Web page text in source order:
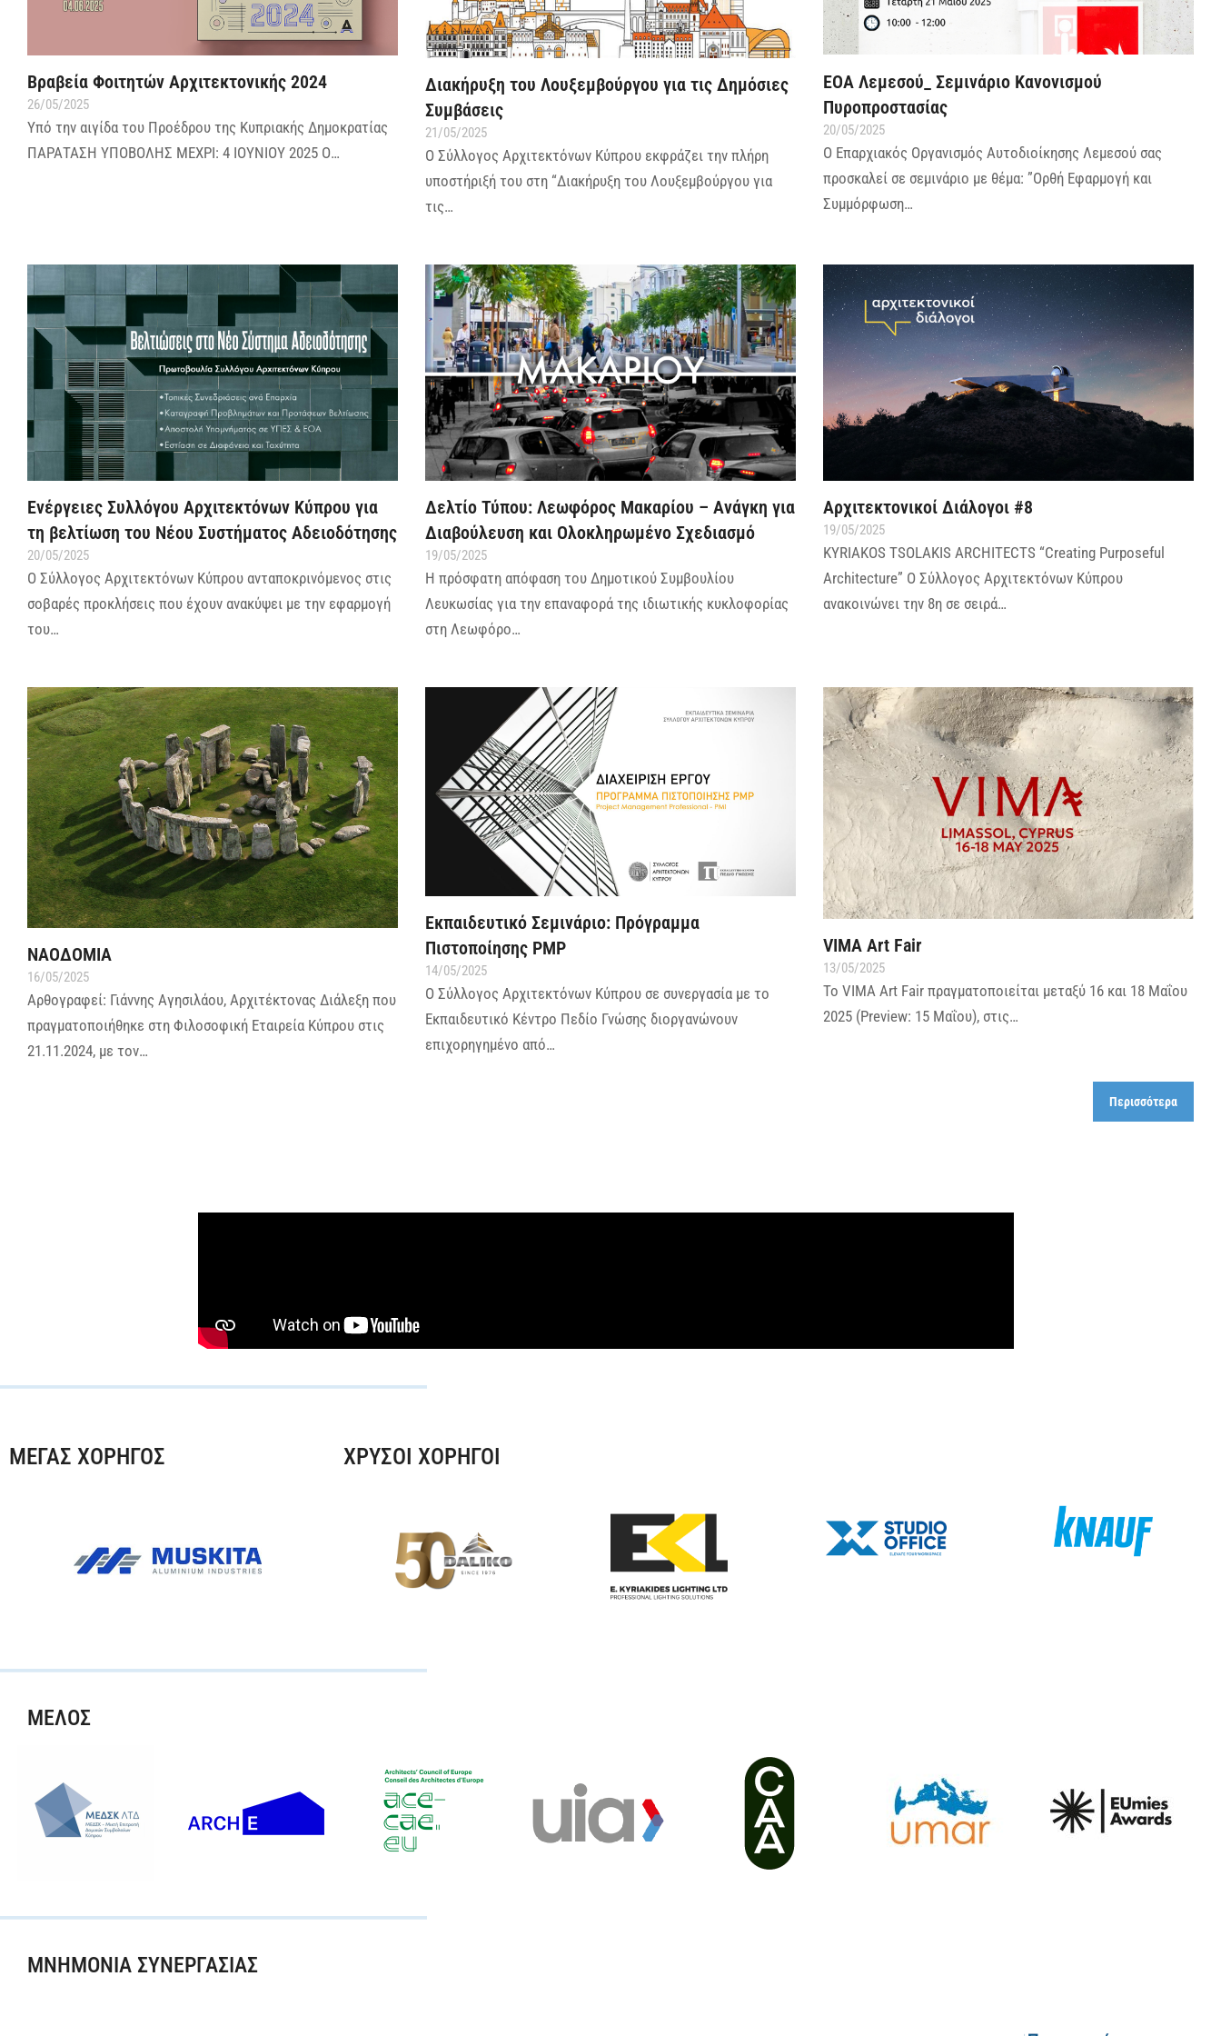
Βραβεία Φοιτητών Αρχιτεκτονικής 2024
26/05/2025
Υπό την αιγίδα του Προέδρου της Κυπριακής Δημοκρατίας
ΠΑΡΑΤΑΣΗ ΥΠΟΒΟΛΗΣ ΜΕΧΡΙ: 4 ΙΟΥΝΙΟΥ 2025 Ο…
Διακήρυξη του Λουξεμβούργου για τις Δημόσιες
Συμβάσεις
21/05/2025
Ο Σύλλογος Αρχιτεκτόνων Κύπρου εκφράζει την πλήρη
υποστήριξή του στη “Διακήρυξη του Λουξεμβούργου για
τις…
ΕΟΑ Λεμεσού_ Σεμινάριο Κανονισμού
Πυροπροστασίας
20/05/2025
Ο Επαρχιακός Οργανισμός Αυτοδιοίκησης Λεμεσού σας
προσκαλεί σε σεμινάριο με θέμα: ”Ορθή Εφαρμογή και
Συμμόρφωση…
Ενέργειες Συλλόγου Αρχιτεκτόνων Κύπρου για
τη βελτίωση του Νέου Συστήματος Αδειοδότησης
20/05/2025
Ο Σύλλογος Αρχιτεκτόνων Κύπρου ανταποκρινόμενος στις
σοβαρές προκλήσεις που έχουν ανακύψει με την εφαρμογή
του…
Δελτίο Τύπου: Λεωφόρος Μακαρίου – Ανάγκη για
Διαβούλευση και Ολοκληρωμένο Σχεδιασμό
19/05/2025
Η πρόσφατη απόφαση του Δημοτικού Συμβουλίου
Λευκωσίας για την επαναφορά της ιδιωτικής κυκλοφορίας
στη Λεωφόρο…
Αρχιτεκτονικοί Διάλογοι #8
19/05/2025
KYRIAKOS TSOLAKIS ARCHITECTS “Creating Purposeful
Architecture” Ο Σύλλογος Αρχιτεκτόνων Κύπρου
ανακοινώνει την 8η σε σειρά…
ΝΑΟΔΟΜΙΑ
16/05/2025
Αρθογραφεί: Γιάννης Αγησιλάου, Αρχιτέκτονας Διάλεξη που
πραγματοποιήθηκε στη Φιλοσοφική Εταιρεία Κύπρου στις
21.11.2024, με τον…
Εκπαιδευτικό Σεμινάριο: Πρόγραμμα
Πιστοποίησης PMP
14/05/2025
Ο Σύλλογος Αρχιτεκτόνων Κύπρου σε συνεργασία με το
Εκπαιδευτικό Κέντρο Πεδίο Γνώσης διοργανώνουν
επιχορηγημένο από…
VIMA Art Fair
13/05/2025
Το VIMA Art Fair πραγματοποιείται μεταξύ 16 και 18 Μαΐου
2025 (Preview: 15 Μαΐου), στις…
Περισσότερα
ΜΕΓΑΣ ΧΟΡΗΓΟΣ ΧΡΥΣΟΙ ΧΟΡΗΓΟΙ
ΜΕΛΟΣ
ΜΝΗΜΟΝΙΑ ΣΥΝΕΡΓΑΣΙΑΣ